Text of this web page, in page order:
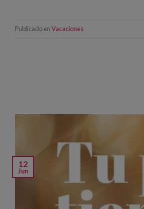
Publicado enVacaciones
12
Jun